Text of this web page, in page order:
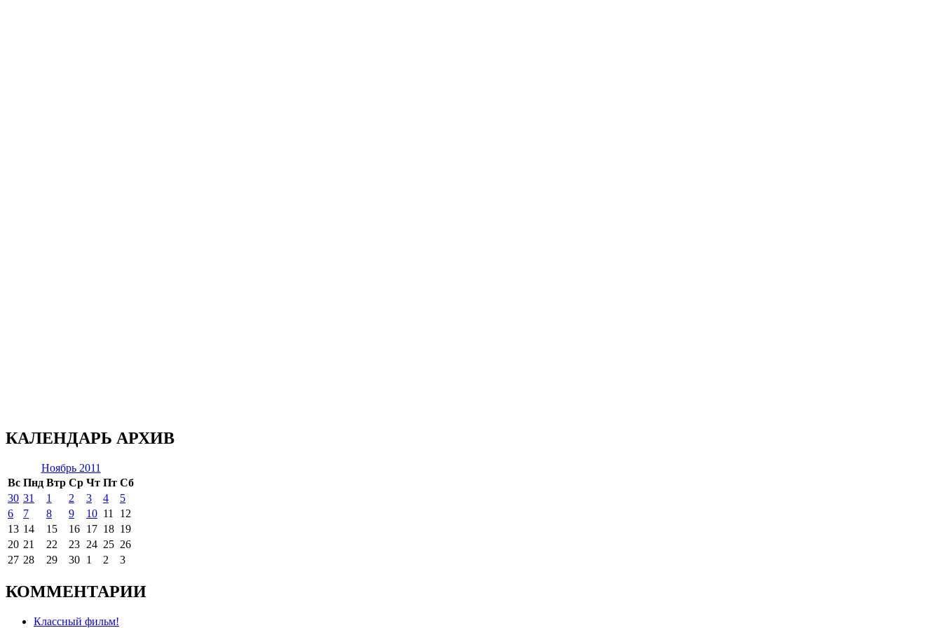
КАЛЕНДАРЬ АРХИВ
Ноябрь 2011
Вс Пнд Втр Ср Чт Пт Сб
30 31 1 2 3 4
5
6
7 8 9 10 11
12
13 14 15 16 17 18 19
20 21 22 23 24 25 26
27 28 29 30 1 2 3
КОММЕНТАРИИ
Классный фильм!